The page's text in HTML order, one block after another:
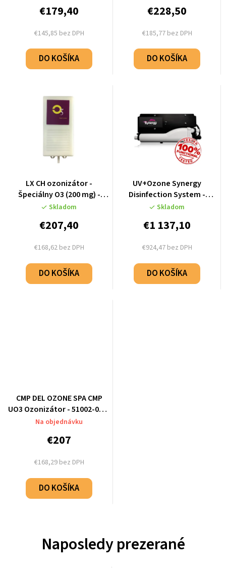
€145,85 bez DPH
€179,40
DO KOŠÍKA
€185,77 bez DPH
€228,50
DO KOŠÍKA
LX CH ozonizátor -
Špeciálny O3 (200 mg) -
1.16.030202
Skladom
€168,62 bez DPH
€207,40
DO KOŠÍKA
UV+Ozone Synergy
Disinfection System -
repasovaný - 51184-001-909-
Skladom
€924,47 bez DPH
€1 137,10
DO KOŠÍKA
CMP DEL OZONE SPA CMP
UO3 Ozonizátor - 51002-002-
101
Na objednávku
€168,29 bez DPH
€207
DO KOŠÍKA
Naposledy prezerané